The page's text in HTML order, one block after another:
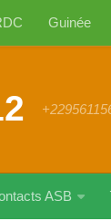
Guinée
ASB